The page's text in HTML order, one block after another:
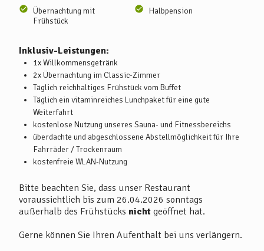
Übernachtung mit
Frühstück
Halbpension
Inklusiv-Leistungen:
1x Willkommensgetränk
2x Übernachtung im Classic-Zimmer
Täglich reichhaltiges Frühstück vom Buffet
Täglich ein vitaminreiches Lunchpaket für eine gute
Weiterfahrt
kostenlose Nutzung unseres Sauna- und Fitnessbereichs
überdachte und abgeschlossene Abstellmöglichkeit für Ihre
Fahrräder / Trockenraum
kostenfreie WLAN-Nutzung
Bitte beachten Sie, dass unser Restaurant
voraussichtlich bis zum 26.04.2026 sonntags
außerhalb des Frühstücks nicht geöffnet hat.
Gerne können Sie Ihren Aufenthalt bei uns verlängern.